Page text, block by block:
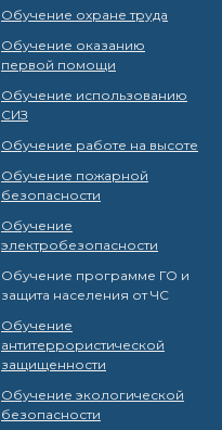
Обучение охране труда
Обучение оказанию
первой помощи
Обучение использованию
СИЗ
Обучение работе на высоте
Обучение пожарной
безопасности
Обучение
электробезопасности
Обучение программе ГО и
защита населения от ЧС
Обучение
антитеррористической
защищенности
Обучение экологической
безопасности